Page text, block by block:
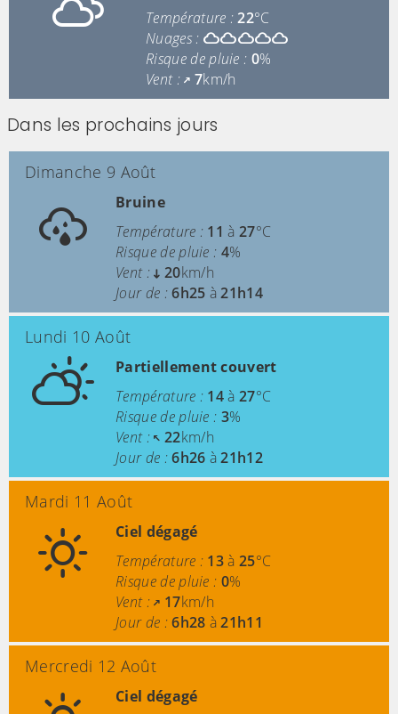
Température :22°C
Nuages :
Risque de pluie : 0%
Vent : 7km/h
Dans les prochains jours
Dimanche 9 Août
Bruine
Température : 11 à27°C
Risque de pluie : 4%
Vent : 20km/h
Jour de :6h25 à21h14
Lundi 10 Août
Partiellement couvert
Température : 14à27°C
Risque de pluie : 3%
Vent : 22km/h
Jour de :6h26 à21h12
Mardi 11 Août
Ciel dégagé
Température : 13à25°C
Risque de pluie : 0%
Vent : 17km/h
Jour de :6h28 à21h11
Mercredi 12 Août
Ciel dégagé